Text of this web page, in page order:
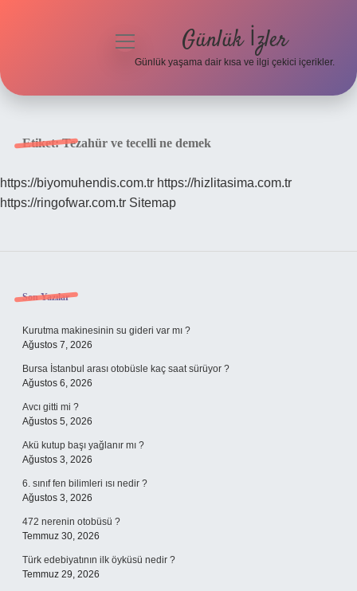
Hakkımızda
menüyü
Günlük İzler
Günlük yaşama dair kısa ve ilgi çekici içerikler.
Etiket:Tezahür ve tecelli ne demek
https://biyomuhendis.com.tr https://hizlitasima.com.tr
https://ringofwar.com.tr Sitemap
Sidebar
Son Yazılar
Kurutma makinesinin su gideri var mı ?
Ağustos 7, 2026
Bursa İstanbul arası otobüsle kaç saat sürüyor ?
Ağustos 6, 2026
Avcı gitti mi ?
Ağustos 5, 2026
Akü kutup başı yağlanır mı ?
Ağustos 3, 2026
6. sınıf fen bilimleri ısı nedir ?
Ağustos 3, 2026
472 nerenin otobüsü ?
Temmuz 30, 2026
Türk edebiyatının ilk öyküsü nedir ?
Temmuz 29, 2026